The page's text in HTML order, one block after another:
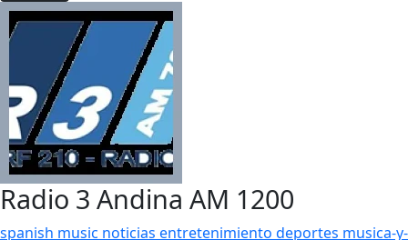
Radio 3 Andina AM 1200
spanish music noticias entretenimiento deportes musica-y-